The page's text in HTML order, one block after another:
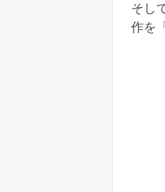
そし
作を